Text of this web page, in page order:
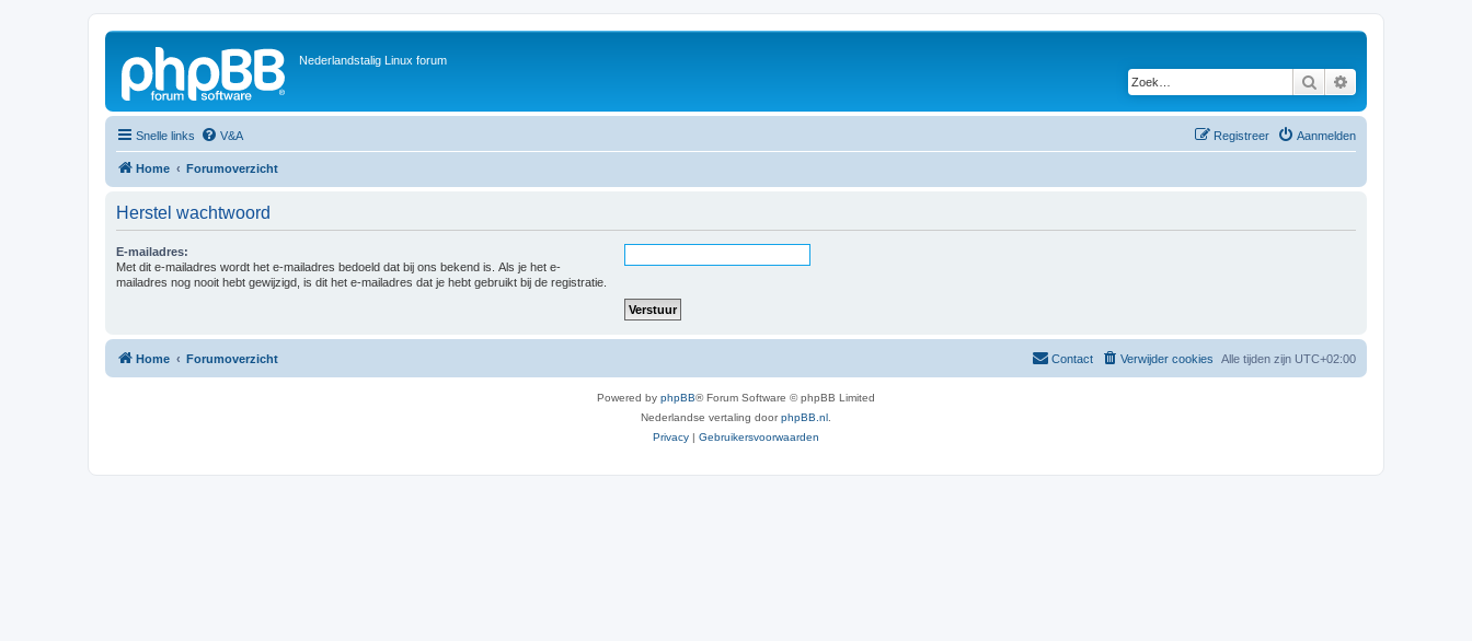
Nederlandstalig Linux forum
Zoek
Snelle links V&A Aanmelden
Registreer
Home Forumoverzicht
Herstel wachtwoord
E-mailadres:
Met dit e-mailadres wordt het e-mailadres bedoeld dat bij ons bekend is. Als je het e-
mailadres nog nooit hebt gewijzigd, is dit het e-mailadres dat je hebt gebruikt bij de registratie.
Home Forumoverzicht Alle tijden zijn UTC+02:00
Verwijder cookies
Contact
Powered by phpBB® Forum Software © phpBB Limited
Nederlandse vertaling doorphpBB.nl
Privacy | Gebruikersvoorwaarden